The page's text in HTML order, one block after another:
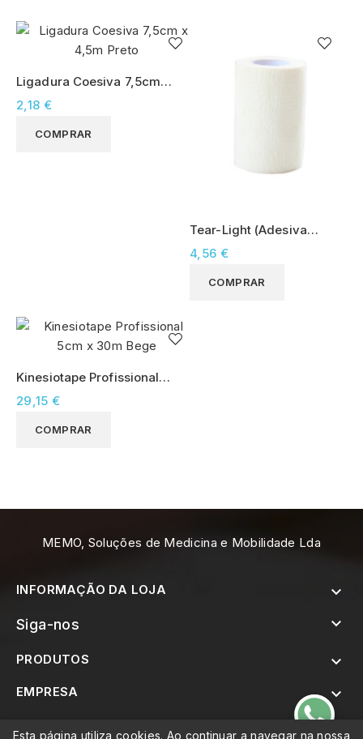
Ligadura Coesiva 7,5cm x
4,5m Preto
2,18 €
COMPRAR
Tear-Light (Adesiva
Rasgável) 7,5cm x 4,5m
Branco
4,56 €
COMPRAR
Kinesiotape Profissional
5cm x 30m Bege
29,15 €
COMPRAR
MEMO, Soluções de Medicina e Mobilidade Lda
INFORMAÇÃO DA LOJA 
Siga-nos 
Esta página utiliza cookies. Ao continuar a navegar na nossa
PRODUTOS 
EMPRESA 
